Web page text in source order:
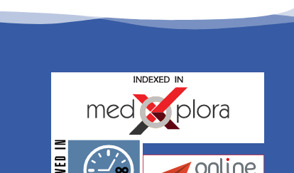
governed by and for its
stakeholders.